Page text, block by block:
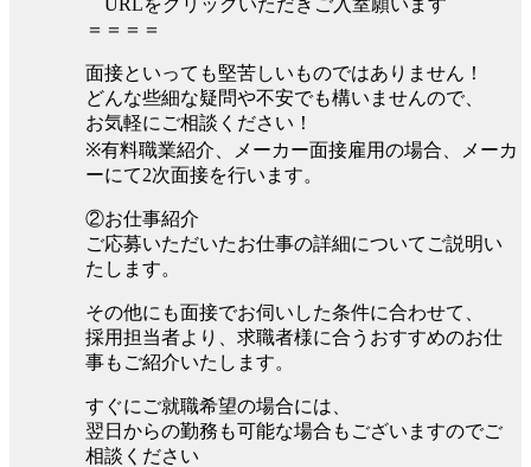
URLをクリックいただきご入室願います
＝＝＝＝
面接といっても堅苦しいものではありません！
どんな些細な疑問や不安でも構いませんので、
お気軽にご相談ください！
※有料職業紹介、メーカー面接雇用の場合、メーカ
ーにて2次面接を行います。
②お仕事紹介
ご応募いただいたお仕事の詳細についてご説明い
たします。
その他にも面接でお伺いした条件に合わせて、
採用担当者より、求職者様に合うおすすめのお仕
事もご紹介いたします。
すぐにご就職希望の場合には、
翌日からの勤務も可能な場合もございますのでご
相談ください